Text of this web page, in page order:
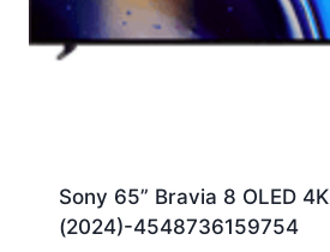
Sony 65” Bravia 8 OLED 4K
(2024)-4548736159754